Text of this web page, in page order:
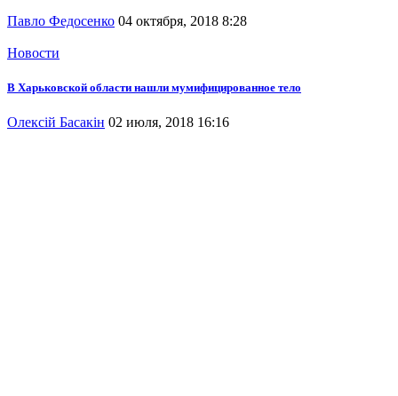
Павло Федосенко 04 октября, 2018 8:28
Новости
В Харьковской области нашли мумифицированное тело
Олексій Басакін 02 июля, 2018 16:16